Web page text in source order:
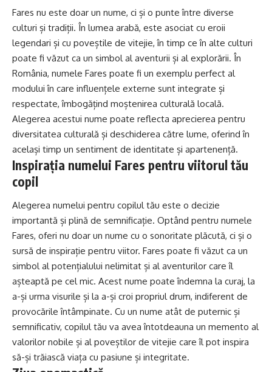
Fares nu este doar un nume, ci și o punte între diverse
culturi și tradiții. În lumea arabă, este asociat cu eroii
legendari și cu poveștile de vitejie, în timp ce în alte culturi
poate fi văzut ca un simbol al aventurii și al explorării. În
România, numele Fares poate fi un exemplu perfect al
modului în care influențele externe sunt integrate și
respectate, îmbogățind moștenirea culturală locală.
Alegerea acestui nume poate reflecta aprecierea pentru
diversitatea culturală și deschiderea către lume, oferind în
același timp un sentiment de identitate și apartenență.
Inspirația numelui Fares pentru viitorul tău
copil
Alegerea numelui pentru copilul tău este o decizie
importantă și plină de semnificație. Optând pentru numele
Fares, oferi nu doar un nume cu o sonoritate plăcută, ci și o
sursă de inspirație pentru viitor. Fares poate fi văzut ca un
simbol al potențialului nelimitat și al aventurilor care îl
așteaptă pe cel mic. Acest nume poate îndemna la curaj, la
a-și urma visurile și la a-și croi propriul drum, indiferent de
provocările întâmpinate. Cu un nume atât de puternic și
semnificativ, copilul tău va avea întotdeauna un memento al
valorilor nobile și al poveștilor de vitejie care îl pot inspira
să-și trăiască viața cu pasiune și integritate.